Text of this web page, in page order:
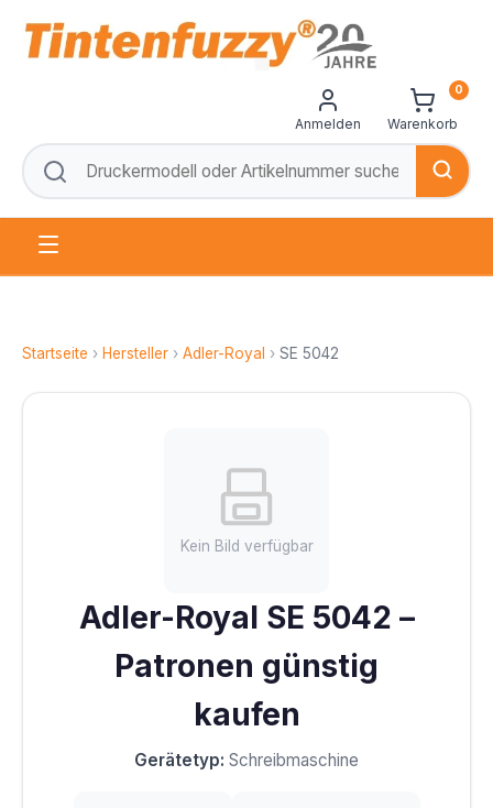
Anmelden Warenkorb
0
Startseite › Hersteller › Adler-Royal › SE 5042
Kein Bild verfügbar
Adler-Royal SE 5042 –
Patronen günstig
kaufen
Gerätetyp: Schreibmaschine